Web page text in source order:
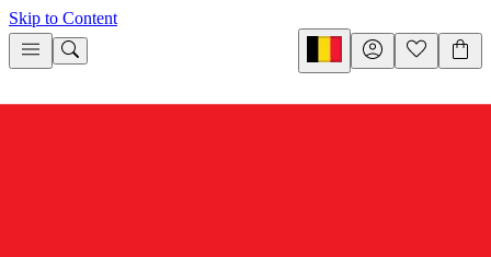
Skip to Content